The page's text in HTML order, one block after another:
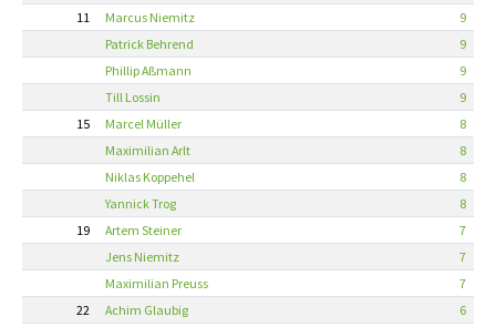
11
Marcus Niemitz
9
Patrick Behrend
9
Phillip Aßmann
9
Till Lossin
9
15
Marcel Müller
8
Maximilian Arlt
8
Niklas Koppehel
8
Yannick Trog
8
19
Artem Steiner
7
Jens Niemitz
7
Maximilian Preuss
7
22
Achim Glaubig
6